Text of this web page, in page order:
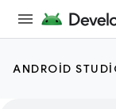
ANDROID